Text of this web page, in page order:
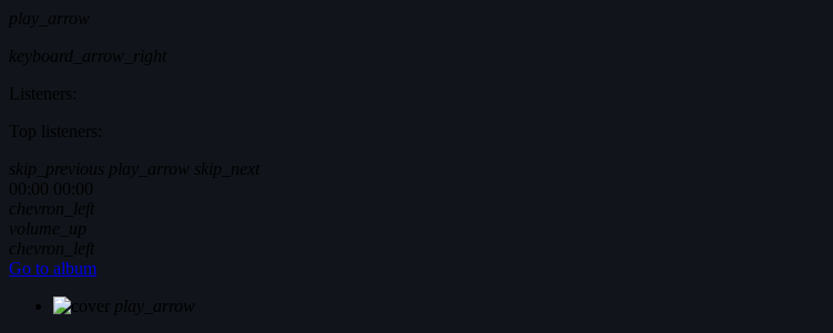
play_arrow
keyboard_arrow_right
Listeners:
Top listeners:
skip_previous play_arrow skip_next
00:00 00:00
chevron_left
volume_up
chevron_left
Go to album
play_arrow